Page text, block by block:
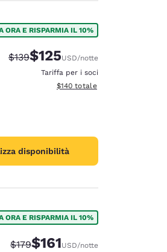
ORA E RISPARMIA IL 10%
Tariffa di barratura:
$139Tariffa scontata:
$125USD/notte
Tariffa per i soci
Visualizza i dettagli totali
$140 totale
disponibilità
ORA E RISPARMIA IL 10%
Tariffa di barratura:
$179Tariffa scontata:
$161USD/notte